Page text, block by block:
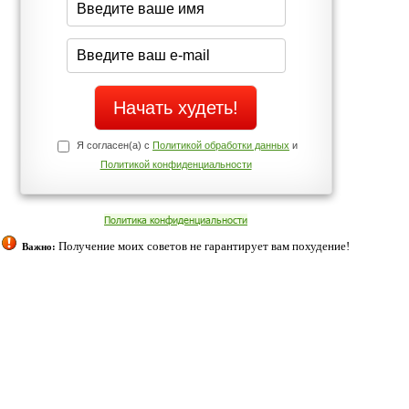
Нет
Телефоны службы поддержки
+7 (909) 421-77-27
cookies. Оставаясь с нами, вы соглашаетесь с нашей
Согласен